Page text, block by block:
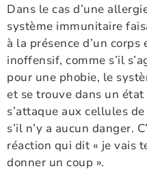
Dans le cas d’une
système immunitaire
à la présence d’un
inoffensif, comme s’il
pour une phobie, le
et se trouve dans un
s’attaque aux cellules
s’il n’y a aucun danger.
réaction qui dit « je vais
donner un coup ».